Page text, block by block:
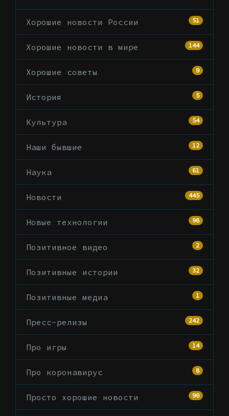
Хорошие новости России 51
Хорошие новости в мире 144
Хорошие советы 9
История 5
Культура 54
Наши бывшие 12
Наука 61
Новости 445
Новые технологии 98
Позитивное видео 2
Позитивные истории 32
Позитивные медиа 1
Пресс-релизы 242
Про игры 14
Про коронавирус 8
Просто хорошие новости 90